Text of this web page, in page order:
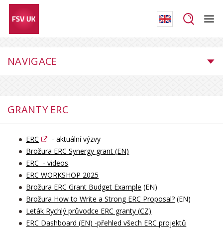
NAVIGACE
GRANTY ERC
ERC
- aktuální výzvy
Brožura ERC Synergy grant (EN)
ERC - videos
ERC WORKSHOP 2025
Brožura ERC Grant Budget Example (EN)
Brožura How to Write a Strong ERC Proposal? (EN)
Leták Rychlý průvodce ERC granty (CZ)
ERC Dashboard (EN) -přehled všech ERC projektů